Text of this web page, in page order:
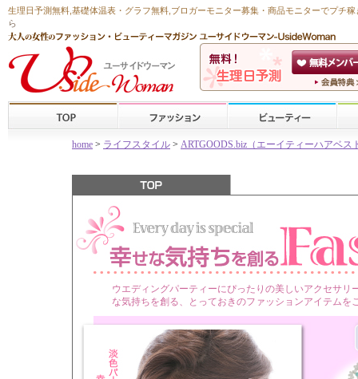
生理日予測無料 基礎体温表・グラフ無料 ,ブロガーモニター募集・商品モニターでプチ稼
ら
home > ライフスタイル > ARTGOODS.biz（エーイティーハアベ
ウエディングパーティーにぴったりの美しいアクセサ
な気持ちを創る、とっておきのファッションアイテムを